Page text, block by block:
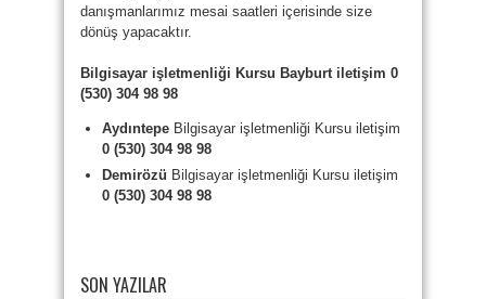
danışmanlarımız mesai saatleri içerisinde size
dönüş yapacaktır.
Bilgisayar işletmenliği Kursu Bayburt iletişim 0
(530) 304 98 98
Aydıntepe Bilgisayar işletmenliği Kursu iletişim
0 (530) 304 98 98
Demirözü Bilgisayar işletmenliği Kursu iletişim
0 (530) 304 98 98
SON YAZILAR